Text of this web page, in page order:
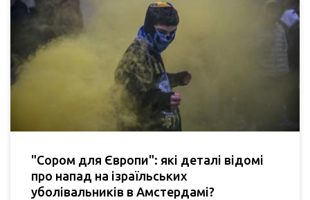
"Сором для Європи": які деталі відомі
про напад на ізраїльських
уболівальників в Амстердамі?